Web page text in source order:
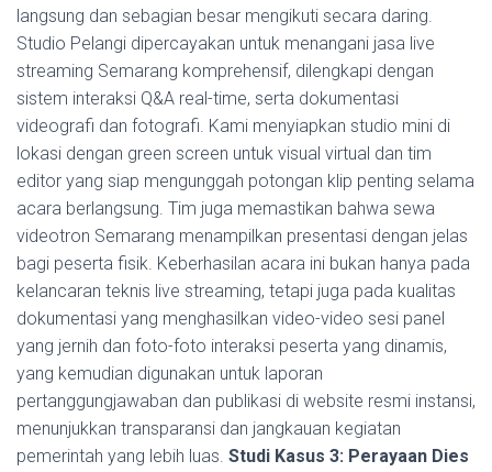
langsung dan sebagian besar mengikuti secara daring.
Studio Pelangi dipercayakan untuk menangani jasa live
streaming Semarang komprehensif, dilengkapi dengan
sistem interaksi Q&A real-time, serta dokumentasi
videografi dan fotografi. Kami menyiapkan studio mini di
lokasi dengan green screen untuk visual virtual dan tim
editor yang siap mengunggah potongan klip penting selama
acara berlangsung. Tim juga memastikan bahwa sewa
videotron Semarang menampilkan presentasi dengan jelas
bagi peserta fisik. Keberhasilan acara ini bukan hanya pada
kelancaran teknis live streaming, tetapi juga pada kualitas
dokumentasi yang menghasilkan video-video sesi panel
yang jernih dan foto-foto interaksi peserta yang dinamis,
yang kemudian digunakan untuk laporan
pertanggungjawaban dan publikasi di website resmi instansi,
menunjukkan transparansi dan jangkauan kegiatan
pemerintah yang lebih luas. Studi Kasus 3: Perayaan Dies